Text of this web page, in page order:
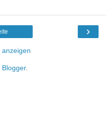
›
anzeigen
Blogger.